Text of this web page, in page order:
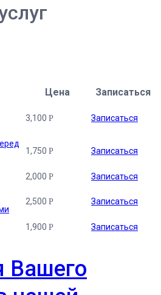
Цена Записаться
3,100 Р Записаться
1,750 Р Записаться
2,000 Р
Записаться
2,500 Р Записаться
1,900 Р Записаться
Вашего